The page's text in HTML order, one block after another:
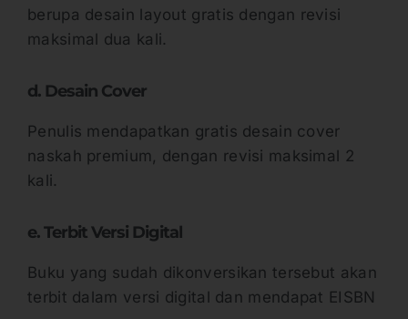
berupa desain layout gratis dengan revisi
maksimal dua kali.
d. Desain Cover
Penulis mendapatkan gratis desain cover
naskah premium, dengan revisi maksimal 2
kali.
e. Terbit Versi Digital
Buku yang sudah dikonversikan tersebut akan
terbit dalam versi digital dan mendapat EISBN